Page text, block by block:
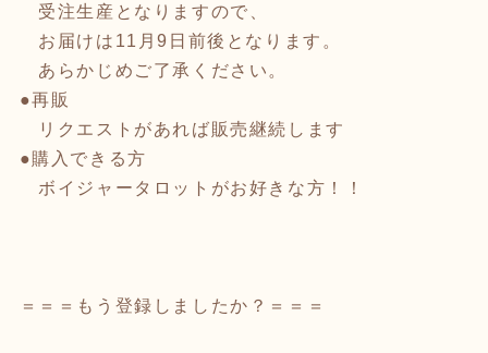
受注生産となりますので、
お届けは11月9日前後となります。
あらかじめご了承ください。
●再販
リクエストがあれば販売継続します
●購入できる方
ボイジャータロットがお好きな方！！
＝＝＝もう登録しましたか？＝＝＝